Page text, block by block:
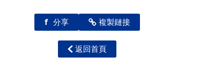
f 分享 複製鏈接
返回首頁